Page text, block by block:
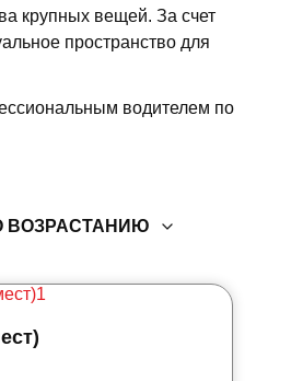
крупных вещей. За счет
пространство для
водителем по
ВОЗРАСТАНИЮ